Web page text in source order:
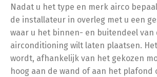
Nadat u het type en merk airco
de installateur in overleg met u een
waar u het binnen- en buitendeel van
airconditioning wilt laten plaatsen.
wordt, afhankelijk van het gekozen
hoog aan de wand of aan het plafond